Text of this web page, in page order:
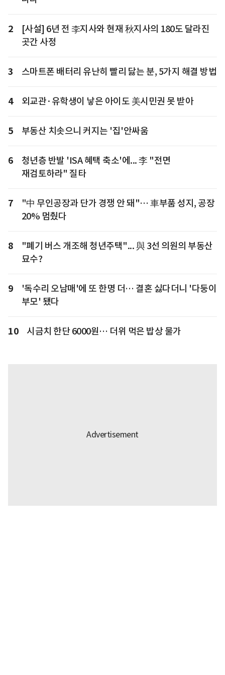
2
[사설] 6년 전 李지사와 현재 秋지사의 180도 달라진
곳간 사정
3 스마트폰 배터리 유난히 빨리 닳는 분, 5가지 해결 방법
4 외교관·유학생이 낳은 아이도 美시민권 못 받아
5 부동산 치솟으니 커지는 '집'안싸움
6
청년층 반발 'ISA 혜택 축소'에... 李 "전면
재검토하라" 질타
7
"中 무인공장과 단가 경쟁 안 돼"… 車부품 성지, 공장
20% 멈췄다
8
"폐기 버스 개조해 청년주택"... 與 3선 의원의 부동산
묘수?
9
'독수리 오남매'에 또 한명 더… 결혼 싫다더니 '다둥이
부모' 됐다
10 시금치 한단 6000원… 더위 먹은 밥상 물가